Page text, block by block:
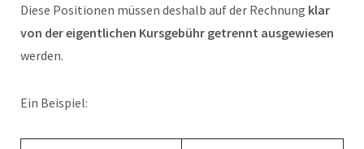
Diese Positionen müssen deshalb auf der Rechnung klar
von der eigentlichen Kursgebühr getrennt ausgewiesen
werden.
Ein Beispiel: